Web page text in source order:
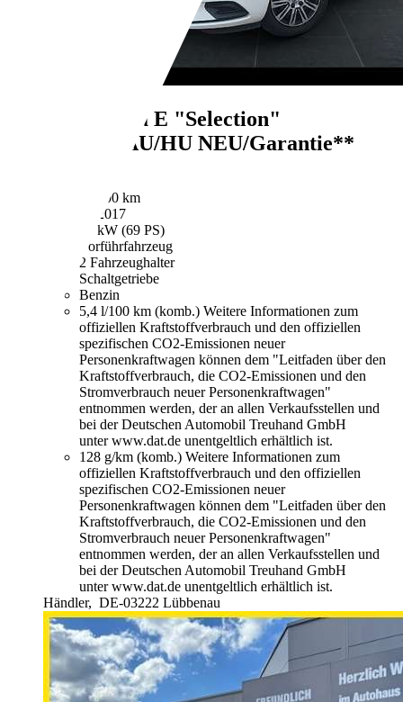
Opel Corsa E "Selection"
Klima**AU/HU NEU/Garantie**
99.800 km
06/2017
51 kW (69 PS)
Vorführfahrzeug
2 Fahrzeughalter
Schaltgetriebe
Benzin
5,4 l/100 km (komb.) Weitere Informationen zum
offiziellen Kraftstoffverbrauch und den offiziellen
spezifischen CO2-Emissionen neuer
Personenkraftwagen können dem "Leitfaden über den
Kraftstoffverbrauch, die CO2-Emissionen und den
Stromverbrauch neuer Personenkraftwagen"
entnommen werden, der an allen Verkaufsstellen und
bei der Deutschen Automobil Treuhand GmbH
unter www.dat.de unentgeltlich erhältlich ist.
128 g/km (komb.) Weitere Informationen zum
offiziellen Kraftstoffverbrauch und den offiziellen
spezifischen CO2-Emissionen neuer
Personenkraftwagen können dem "Leitfaden über den
Kraftstoffverbrauch, die CO2-Emissionen und den
Stromverbrauch neuer Personenkraftwagen"
entnommen werden, der an allen Verkaufsstellen und
bei der Deutschen Automobil Treuhand GmbH
unter www.dat.de unentgeltlich erhältlich ist.
Händler, DE-03222 Lübbenau